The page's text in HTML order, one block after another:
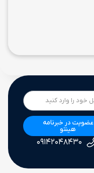
عضویت در خبرنامه
هینتو
۰۹۱۴۲۰۴۸۴۳۰